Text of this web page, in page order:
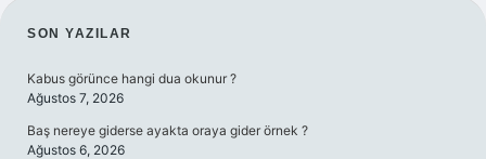
SIDEBAR
SON YAZILAR
Kabus görünce hangi dua okunur ?
Ağustos 7, 2026
Baş nereye giderse ayakta oraya gider örnek ?
Ağustos 6, 2026